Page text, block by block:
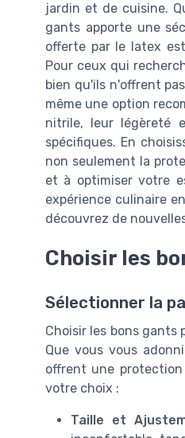
jardin et de cuisine.
gants apporte une
offerte par le latex
Pour ceux qui
bien qu'ils n'offrent
même une option
nitrile, leur légèreté
spécifiques. En
non seulement la
et à optimiser votre
expérience culinaire
découvrez de
Choisir les
Sélectionner la
Choisir les bons
Que vous vous
offrent une
votre choix :
Taille et